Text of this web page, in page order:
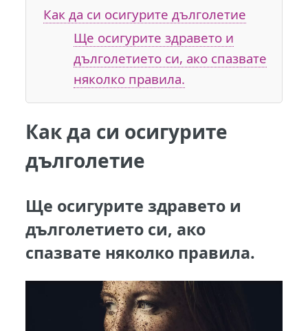
Как да си осигурите дълголетие
Ще осигурите здравето и
дълголетието си, ако спазвате
няколко правила.
Как да си осигурите
дълголетие
Ще осигурите здравето и
дълголетието си, ако
спазвате няколко правила.